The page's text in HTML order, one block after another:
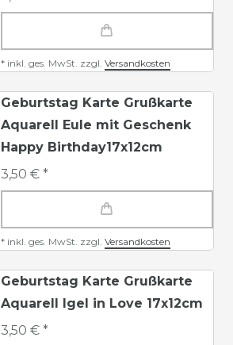
* inkl. ges. MwSt. zzgl. Versandkosten
Geburtstag Karte Grußkarte
Aquarell Eule mit Geschenk
Happy Birthday17x12cm
3,50 € *
* inkl. ges. MwSt. zzgl. Versandkosten
Geburtstag Karte Grußkarte
Aquarell Igel in Love 17x12cm
3,50 € *